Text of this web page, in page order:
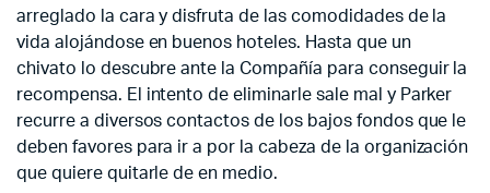
arreglado la cara y disfruta de las comodidades de la
vida alojándose en buenos hoteles. Hasta que un
chivato lo descubre ante la Compañía para conseguir la
recompensa. El intento de eliminarle sale mal y Parker
recurre a diversos contactos de los bajos fondos que le
deben favores para ir a por la cabeza de la organización
que quiere quitarle de en medio.